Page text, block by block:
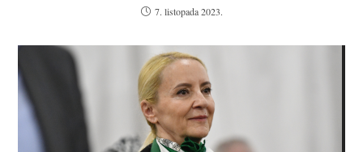
7. listopada 2023.